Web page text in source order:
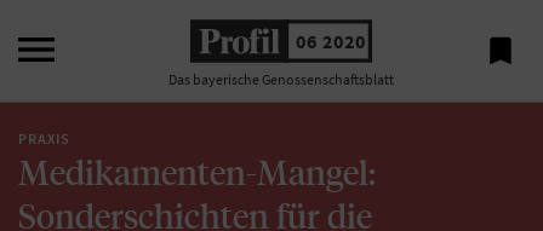
 06 2020
Das bayerische Genossenschaftsblatt

PRAXIS
Medikamenten-Mangel:
Sonderschichten für die